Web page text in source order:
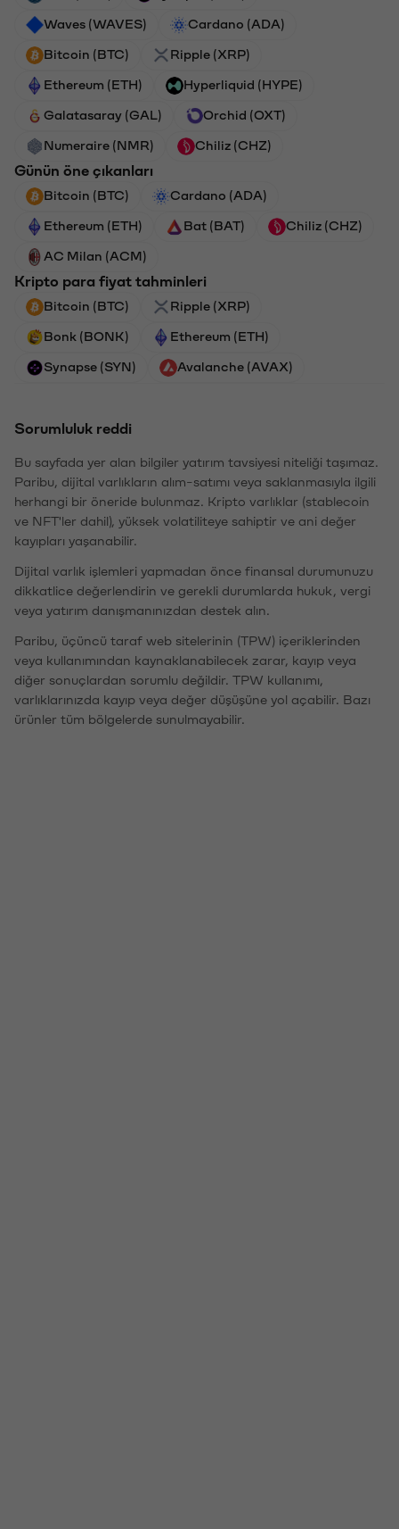
Waves (WAVES) Cardano (ADA)
Bitcoin (BTC) Ripple (XRP)
Ethereum (ETH) Hyperliquid (HYPE)
Galatasaray (GAL) Orchid (OXT)
Numeraire (NMR) Chiliz (CHZ)
Günün öne çıkanları
Bitcoin (BTC) Cardano (ADA)
Ethereum (ETH) Bat (BAT) Chiliz (CHZ)
AC Milan (ACM)
Kripto para fiyat tahminleri
Bitcoin (BTC) Ripple (XRP)
Bonk (BONK) Ethereum (ETH)
Synapse (SYN) Avalanche (AVAX)
Sorumluluk reddi
Bu sayfada yer alan bilgiler yatırım tavsiyesi niteliği taşımaz.
Paribu, dijital varlıkların alım-satımı veya saklanmasıyla ilgili
herhangi bir öneride bulunmaz. Kripto varlıklar (stablecoin
ve NFT'ler dahil), yüksek volatiliteye sahiptir ve ani değer
kayıpları yaşanabilir.
Dijital varlık işlemleri yapmadan önce finansal durumunuzu
dikkatlice değerlendirin ve gerekli durumlarda hukuk, vergi
veya yatırım danışmanınızdan destek alın.
Paribu, üçüncü taraf web sitelerinin (TPW) içeriklerinden
veya kullanımından kaynaklanabilecek zarar, kayıp veya
diğer sonuçlardan sorumlu değildir. TPW kullanımı,
varlıklarınızda kayıp veya değer düşüşüne yol açabilir. Bazı
ürünler tüm bölgelerde sunulmayabilir.